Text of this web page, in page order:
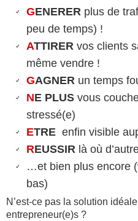
GENERERplus de
peu de temps) !
ATTIRERvos clients
même vendre !
GAGNER un temps
NE PLUS vous
stressé(e)
ETREenfin visible
REUSSIR là où
…et bien plus encore
bas)
N’est-ce pas la solution
entrepreneur(e)s ?